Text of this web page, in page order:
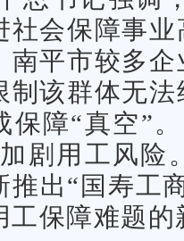
社会保障事
南平市较多
制该群体无
保障“真空”
剧用工风险
推出“国寿工
工保障难题的